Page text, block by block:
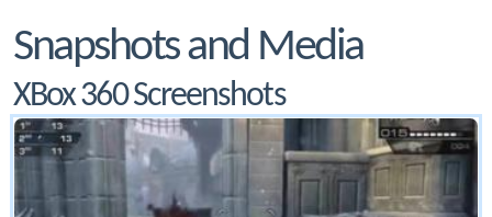
Snapshots and Media
XBox 360 Screenshots